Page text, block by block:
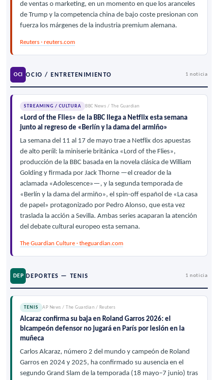
de ventas o marketing, en un momento en que los aranceles
de Trump y la competencia china de bajo coste presionan con
fuerza los márgenes de la industria premium alemana.
Reuters · reuters.com
OCI OCIO / ENTRETENIMIENTO 1 noticia
STREAMING / CULTURA BBC News / The Guardian
«Lord of the Flies» de la BBC llega a Netflix esta semana
junto al regreso de «Berlín y la dama del armiño»
La semana del 11 al 17 de mayo trae a Netflix dos apuestas
de alto períil: la miniserie británica «Lord of the Flies»,
producción de la BBC basada en la novela clásica de William
Golding y firmada por Jack Thorne —el creador de la
aclamada «Adolescence»—, y la segunda temporada de
«Berlín y la dama del armiño», el spin-off español de «La casa
de papel» protagonizado por Pedro Alonso, que esta vez
traslada la acción a Sevilla. Ambas series acaparan la atención
del debate cultural europeo esta semana.
The Guardian Culture · theguardian.com
DEP DEPORTES — TENIS 1 noticia
TENIS AP News / The Guardian / Reuters
Alcaraz confirma su baja en Roland Garros 2026: el
bicampeón defensor no jugará en París por lesión en la
muñeca
Carlos Alcaraz, número 2 del mundo y campeón de Roland
Garros en 2024 y 2025, ha confirmado su ausencia en el
segundo Grand Slam de la temporada (18 mayo–7 junio) tras